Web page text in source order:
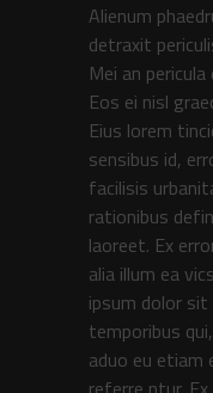
Alienum
detraxit
Mei an
Eos ei nisl
Eius lorem
sensibus id,
facilisis
rationibus
laoreet. Ex
alia illum ea
ipsum dolor
temporibus
aduo eu etiam